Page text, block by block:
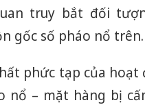
truy bắt đối
gốc số pháo nổ trên.
phức tạp của
nổ – mặt hàng bị